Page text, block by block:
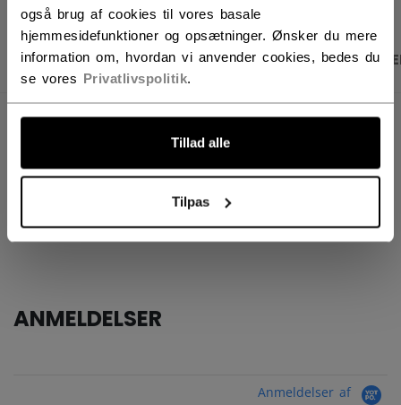
også brug af cookies til vores basale
hjemmesidefunktioner og opsætninger. Ønsker du mere
information om, hvordan vi anvender cookies, bedes du
se vores Privatlivspolitik
Tillad alle
Tilpas
PRODUKTBILLEDER SPECIFIKATIONER
SPECIFIKATIONER
ID
FHO51A-YT
Youth
COLLECTION
ATB
ANMELDELSER
Anmeldelser af